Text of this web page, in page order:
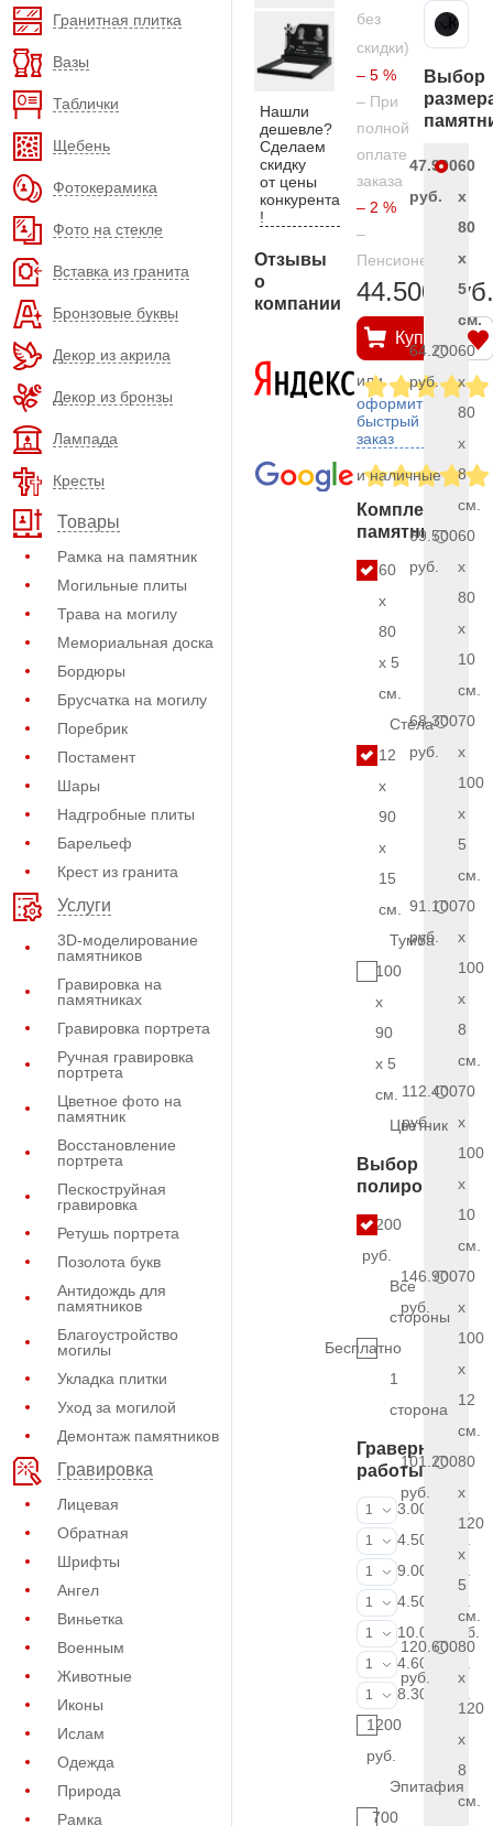
Гранитная плитка
Вазы
Таблички
Щебень
Фотокерамика
Фото на стекле
Вставка из гранита
Бронзовые буквы
Декор из акрила
Декор из бронзы
Лампада
Кресты
Товары
Рамка на памятник
Могильные плиты
Трава на могилу
Мемориальная доска
Бордюры
Брусчатка на могилу
Поребрик
Постамент
Шары
Надгробные плиты
Барельеф
Крест из гранита
Услуги
3D-моделирование
памятников
Гравировка на
памятниках
Гравировка портрета
Ручная гравировка
портрета
Цветное фото на
памятник
Восстановление
портрета
Пескоструйная
гравировка
Ретушь портрета
Позолота букв
Антидождь для
памятников
Благоустройство
могилы
Укладка плитки
Уход за могилой
Демонтаж памятников
Гравировка
Лицевая
Обратная
Шрифты
Ангел
Виньетка
Военным
Животные
Иконы
Ислам
Одежда
Природа
Рамка
Нашли
дешевле?
Сделаем
скидку
от цены
конкурента
!
Отзывы
о
компании
без
скидки)
– 5 %
– При
полной
оплате
заказа
– 2 %
–
Пенсионерам
44.500 руб.
Купить
или
оформить
быстрый
заказ
и наличные
Комплект
памятника
60
x
80
x 5
см.
Стела
12
x
90
x
15
см.
Тумба
100
x
90
x 5
см.
Цветник
Выбор
полировки
7.200
руб.
Все
стороны
Бесплатно
1
сторона
Граверные
работы
ФИО и даты
1
3.000 руб.
ФИО и даты
1
4.500 руб.
ФИО и даты
1
9.000 руб.
Портрет
1
4.500 руб.
Портрет
1
10.000 руб.
Фотокерамика
1
4.600 руб.
Фото на
1
8.300 руб.
1200
руб.
Эпитафия
700
Карельский гранит
Выбор
47.900
руб.
60
x
80
x
5
см.
64.200
руб.
60
x
80
x
8
см.
69.500
руб.
60
x
80
x
10
см.
68.300
руб.
70
x
100
x
5
см.
91.100
руб.
70
x
100
x
8
см.
112.400
руб.
70
x
100
x
10
см.
146.900
руб.
70
x
100
x
12
см.
101.200
руб.
80
x
120
x
5
см.
120.600
руб.
80
x
120
x
8
см.